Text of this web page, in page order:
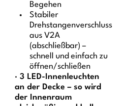
Begehen
Stabiler
Drehstangenverschluss
aus V2A
(abschließbar) –
schnell und einfach zu
öffnen/schließen
· 3 LED-Innenleuchten
an der Decke – so wird
der Innenraum